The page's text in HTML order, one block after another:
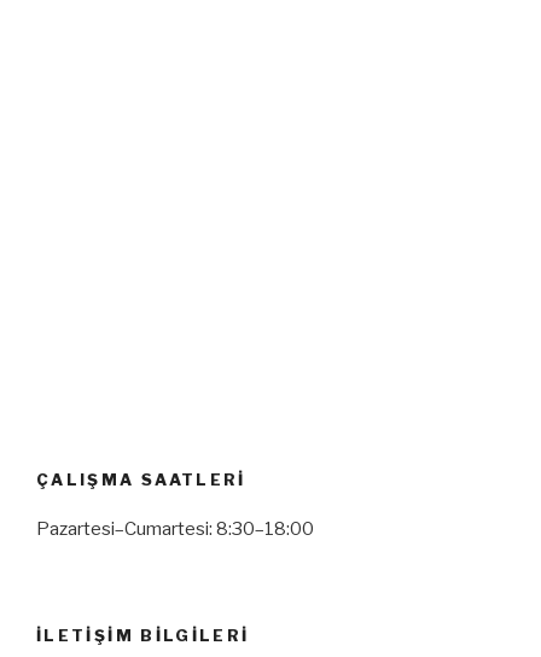
ÇALIŞMA SAATLERI
Pazartesi–Cumartesi: 8:30–18:00
İLETIŞIM BILGILERI